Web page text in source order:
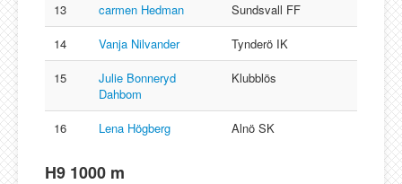
13
carmen Hedman
Sundsvall FF
14
Vanja Nilvander
Tynderö IK
15
Julie Bonneryd
Dahbom
Klubblös
16 Lena Högberg Alnö SK
H9 1000 m